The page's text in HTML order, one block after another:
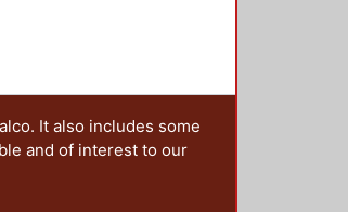
tiempo, es
Renán
It also includes some
and of interest to our